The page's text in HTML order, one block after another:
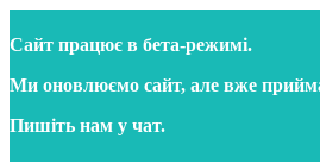
до
контенту
Сайт працює в бета‑режимі.
Ми оновлюємо сайт, але вже
Пишіть нам у чат.